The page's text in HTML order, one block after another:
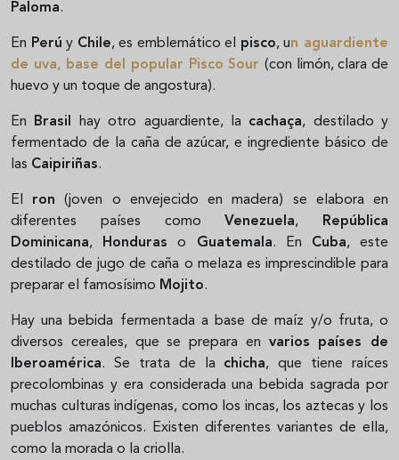
Paloma.
En Perú y Chile, es emblemático el pisco, un aguardiente
de uva, base del popular
Pisco Sour (con limón, clara de
huevo y un toque de angostura).
En Brasil hay otro aguardiente, la cachaça, destilado y
fermentado de la caña de azúcar, e ingrediente básico de
las Caipiriñas.
El ron (joven o envejecido en madera) se elabora en
diferentes países como Venezuela,
República
Dominicana, Honduras o Guatemala. En Cuba, este
destilado de jugo de caña o melaza es imprescindible para
preparar el famosísimo Mojito.
Hay una bebida fermentada a base de maíz y/o fruta, o
diversos cereales, que se prepara en varios países de
Iberoamérica. Se trata de la chicha, que tiene raíces
precolombinas y era considerada una bebida sagrada por
muchas culturas indígenas, como los incas, los aztecas y los
pueblos amazónicos. Existen diferentes variantes de ella,
como la morada o la criolla.